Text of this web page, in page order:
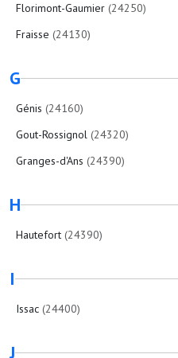
Florimont-Gaumier (24250)
Fraisse (24130)
G
Génis (24160)
Gout-Rossignol (24320)
Granges-d'Ans (24390)
H
Hautefort (24390)
I
Issac (24400)
J